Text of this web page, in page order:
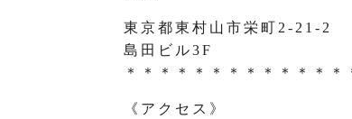
東京都東村山市栄町2-21-2
島田ビル3F
＊＊＊＊＊＊＊＊＊＊＊＊＊
《アクセス》